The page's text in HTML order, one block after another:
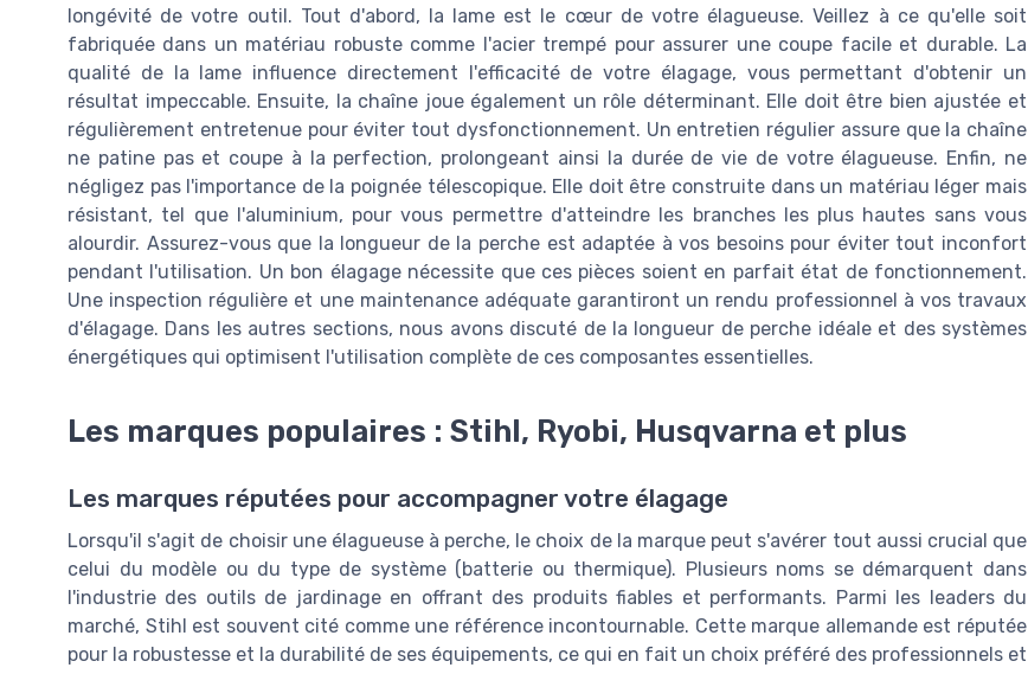
longévité de votre outil. Tout d'abord, la lame est le cœur de votre élagueuse. Veillez à ce qu'elle soit
fabriquée dans un matériau robuste comme l'acier trempé pour assurer une coupe facile et durable. La
qualité de la lame influence directement l'efficacité de votre élagage, vous permettant d'obtenir un
résultat impeccable. Ensuite, la chaîne joue également un rôle déterminant. Elle doit être bien ajustée et
régulièrement entretenue pour éviter tout dysfonctionnement. Un entretien régulier assure que la chaîne
ne patine pas et coupe à la perfection, prolongeant ainsi la durée de vie de votre élagueuse. Enfin, ne
négligez pas l'importance de la poignée télescopique. Elle doit être construite dans un matériau léger mais
résistant, tel que l'aluminium, pour vous permettre d'atteindre les branches les plus hautes sans vous
alourdir. Assurez-vous que la longueur de la perche est adaptée à vos besoins pour éviter tout inconfort
pendant l'utilisation. Un bon élagage nécessite que ces pièces soient en parfait état de fonctionnement.
Une inspection régulière et une maintenance adéquate garantiront un rendu professionnel à vos travaux
d'élagage. Dans les autres sections, nous avons discuté de la longueur de perche idéale et des systèmes
énergétiques qui optimisent l'utilisation complète de ces composantes essentielles.
Les marques populaires : Stihl, Ryobi, Husqvarna et plus
Les marques réputées pour accompagner votre élagage
Lorsqu'il s'agit de choisir une élagueuse à perche, le choix de la marque peut s'avérer tout aussi crucial que
celui du modèle ou du type de système (batterie ou thermique). Plusieurs noms se démarquent dans
l'industrie des outils de jardinage en offrant des produits fiables et performants. Parmi les leaders du
marché, Stihl est souvent cité comme une référence incontournable. Cette marque allemande est réputée
pour la robustesse et la durabilité de ses équipements, ce qui en fait un choix préféré des professionnels et